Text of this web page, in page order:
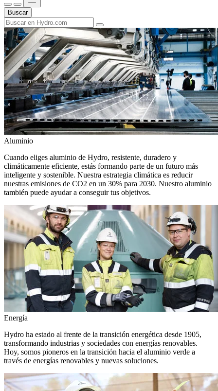
Buscar
Aluminio
Cuando eliges aluminio de Hydro, resistente, duradero y
climáticamente eficiente, estás formando parte de un futuro más
inteligente y sostenible. Nuestra estrategia climática es reducir
nuestras emisiones de CO2 en un 30% para 2030. Nuestro aluminio
también puede ayudar a conseguir tus objetivos.
Energía
Hydro ha estado al frente de la transición energética desde 1905,
transformando industrias y sociedades con energías renovables.
Hoy, somos pioneros en la transición hacia el aluminio verde a
través de energías renovables y nuevas soluciones.